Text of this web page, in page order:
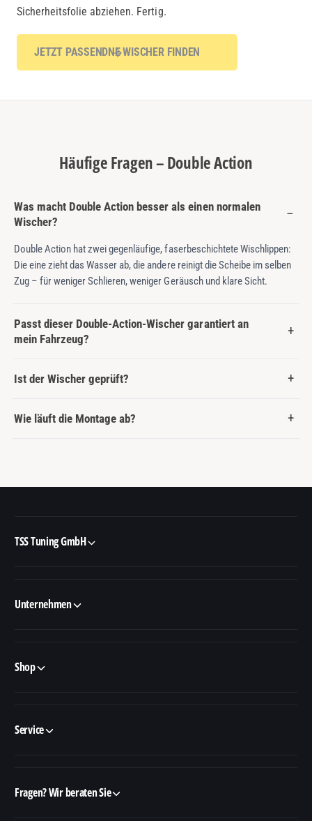
Sicherheitsfolie abziehen. Fertig.
JETZT PASSENDNE WISCHER FINDEN
Häufige Fragen – Double Action
Was macht Double Action besser als einen normalen
Wischer?
Double Action hat zwei gegenläufige, faserbeschichtete Wischlippen:
Die eine zieht das Wasser ab, die andere reinigt die Scheibe im selben
Zug – für weniger Schlieren, weniger Geräusch und klare Sicht.
Passt dieser Double-Action-Wischer garantiert an
mein Fahrzeug?
Ist der Wischer geprüft?
Wie läuft die Montage ab?
TSS Tuning GmbH
Unternehmen
Shop
Service
Fragen? Wir beraten Sie